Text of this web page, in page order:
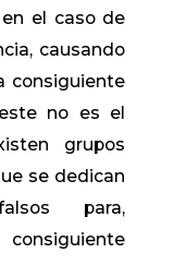
el caso de
causando
consiguiente
no es el
grupos
se dedican
para,